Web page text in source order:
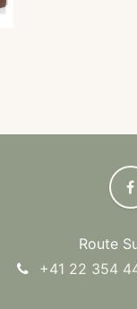
Route
+41 22 354